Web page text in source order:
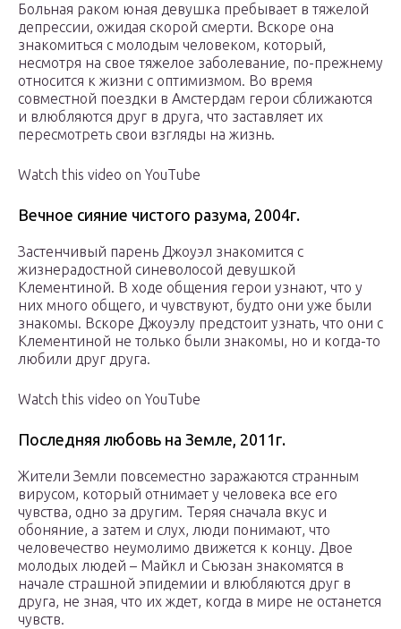
Больная раком юная девушка пребывает в тяжелой
депрессии, ожидая скорой смерти. Вскоре она
знакомиться с молодым человеком, который,
несмотря на свое тяжелое заболевание, по-прежнему
относится к жизни с оптимизмом. Во время
совместной поездки в Амстердам герои сближаются
и влюбляются друг в друга, что заставляет их
пересмотреть свои взгляды на жизнь.
Watch this video on YouTube
Вечное сияние чистого разума, 2004г.
Застенчивый парень Джоуэл знакомится с
жизнерадостной синеволосой девушкой
Клементиной. В ходе общения герои узнают, что у
них много общего, и чувствуют, будто они уже были
знакомы. Вскоре Джоуэлу предстоит узнать, что они с
Клементиной не только были знакомы, но и когда-то
любили друг друга.
Watch this video on YouTube
Последняя любовь на Земле, 2011г.
Жители Земли повсеместно заражаются странным
вирусом, который отнимает у человека все его
чувства, одно за другим. Теряя сначала вкус и
обоняние, а затем и слух, люди понимают, что
человечество неумолимо движется к концу. Двое
молодых людей – Майкл и Сьюзан знакомятся в
начале страшной эпидемии и влюбляются друг в
друга, не зная, что их ждет, когда в мире не останется
чувств.